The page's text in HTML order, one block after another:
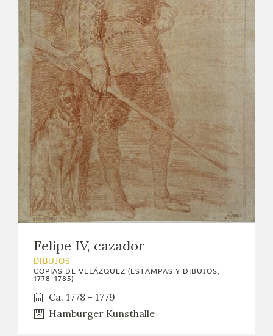
Felipe IV, cazador
DIBUJOS
COPIAS DE VELÁZQUEZ (ESTAMPAS Y DIBUJOS,
1778-1785)
Ca. 1778 - 1779
Hamburger Kunsthalle